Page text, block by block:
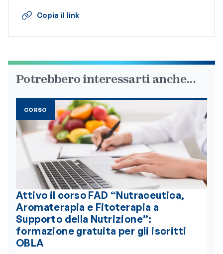
Copia il link
Potrebbero interessarti anche...
CORSO
Attivo il corso FAD “Nutraceutica,
Aromaterapia e Fitoterapia a
Supporto della Nutrizione”:
formazione gratuita per gli iscritti
OBLA